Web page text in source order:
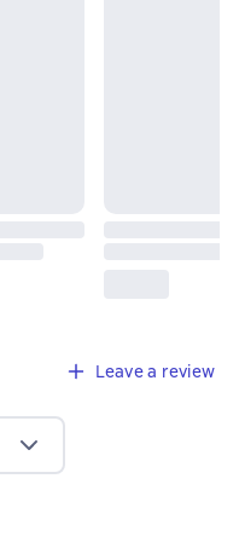
Leave a review